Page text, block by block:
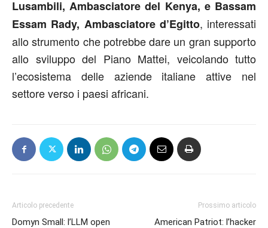
Lusambili, Ambasciatore del Kenya, e Bassam
Essam Rady, Ambasciatore d’Egitto, interessati
allo strumento che potrebbe dare un gran supporto
allo sviluppo del Piano Mattei, veicolando tutto
l’ecosistema delle aziende italiane attive nel
settore verso i paesi africani.
Articolo precedente
Domyn Small: l’LLM open
Prossimo articolo
American Patriot: l’hacker